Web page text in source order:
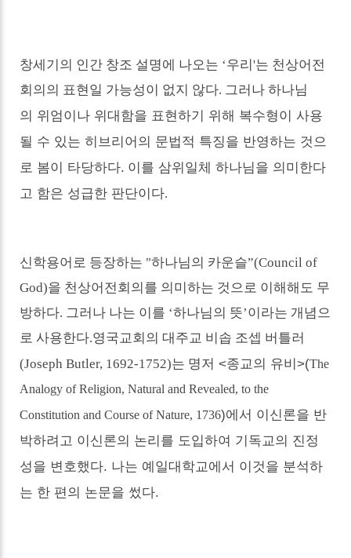
창세기의 인간 창조 설명에 나오는 ‘우리'는 천상어전
회의의 표현일 가능성이 없지 않다. 그러나 하나님
의 위엄이나 위대함을 표현하기 위해 복수형이 사용
될 수 있는 히브리어의 문법적 특징을 반영하는 것으
로 봄이 타당하다. 이를 삼위일체 하나님을 의미한다
고 함은 성급한 판단이다.
신학용어로 등장하는 "하나님의 카운슬”(Council of
God)을 천상어전회의를 의미하는 것으로 이해해도 무
방하다. 그러나 나는 이를 ‘하나님의 뜻’이라는 개념으
로 사용한다.영국교회의 대주교 비솝 조셉 버틀러
(Joseph Butler, 1692-1752)는 명저 <종교의 유비>(The
Analogy of Religion, Natural and Revealed, to the
Constitution and Course of Nature, 1736)에서 이신론을 반
박하려고 이신론의 논리를 도입하여 기독교의 진정
성을 변호했다. 나는 예일대학교에서 이것을 분석하
는 한 편의 논문을 썼다.